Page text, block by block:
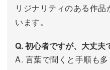
リジナリティのある作
います。
Q. 初心者ですが、大丈夫
A. 言葉で聞くと手順も